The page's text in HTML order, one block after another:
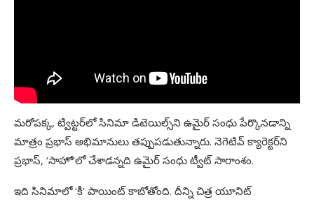
మరోపక్క, ట్విట్టర్‌లో సినిమా డిటెయిల్స్‌ని ఉమైర్‌ సంధు పేర్కొనడాన్ని
మాత్రం ప్రభాస్‌ అభిమానులు తప్పుపడుతున్నారు. నెగెటివ్‌ క్యారెక్టర్‌ని
ప్రభాస్‌, ‘సాహో’లో చేశాడన్నది ఉమైర్‌ సంధు ట్వీట్‌ సారాంశం.
ఇది సినిమాలో ‘కీ’ పాయింట్‌ కాబోతోంది. దీన్ని చిత్ర యూనిట్‌